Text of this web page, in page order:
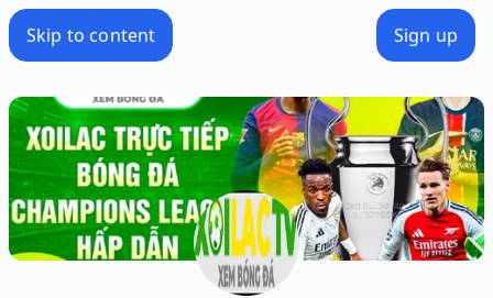
Skip to content Sign up